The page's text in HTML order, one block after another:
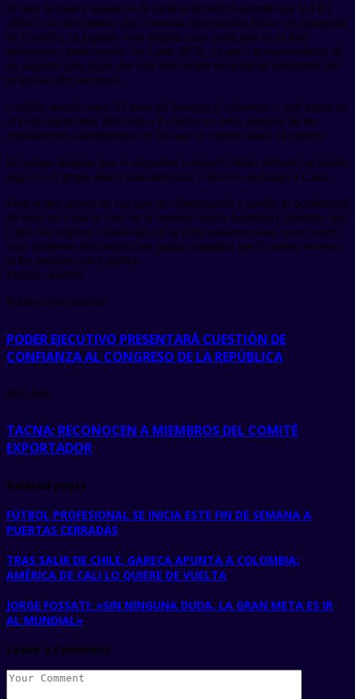
Si bien la mayor instancia de justicia deportiva admite que la FEF
utilizó «un documento que contenía información falsa» (el pasaporte
de Castillo), el jugador «era eligible para participar en la fase
preliminar clasificatoria» de Catar-2022, ya que «la nacionalidad de
un jugador para jugar por una federación nacional se determina por
la legislación nacional».
Castillo, nacido hace 23 años en Tumaco (Colombia) y que milita en
el León mexicano, defendió a Ecuador en ocho partidos de las
eliminatorias mundialistas, en los que su equipo ganó 14 puntos.
El equipo dirigido por el argentino Gustavo Alfaro terminó en cuarto
lugar en el grupo único sudamericano y obtuvo su pasaje a Catar.
Perú acabó quinto en esa fase de clasificación y perdió la posibilidad
de estar en Catar al caer en la repesca contra Australia), mientras que
Chile fue séptimo clasificado en la zona sudamericana, pero cuarto
si se hubiesen descontado los puntos sumados por Ecuador en esos
ocho partidos con Castillo.
Fuente: Andina
Publicación anterior
PODER EJECUTIVO PRESENTARÁ CUESTIÓN DE
CONFIANZA AL CONGRESO DE LA REPÚBLICA
next post
TACNA: RECONOCEN A MIEMBROS DEL COMITÉ
EXPORTADOR
Related posts
FÚTBOL PROFESIONAL SE INICIA ESTE FIN DE SEMANA A
PUERTAS CERRADAS
TRAS SALIR DE CHILE, GARECA APUNTA A COLOMBIA:
AMÉRICA DE CALI LO QUIERE DE VUELTA
JORGE FOSSATI: «SIN NINGUNA DUDA, LA GRAN META ES IR
AL MUNDIAL»
Leave a Comment